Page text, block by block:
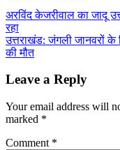
Post
navigation
अरविंद केजरीवाल का जादू
रहा
उत्तराखंड: जंगली जानवरों
की मौत
Leave a Reply
Your email address will
marked *
Comment *